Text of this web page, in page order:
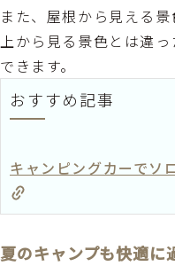
また、屋根から見える
上から見る景色とは違
できます。
おすすめ記事
キャンピングカーでソ
夏のキャンプも快適に